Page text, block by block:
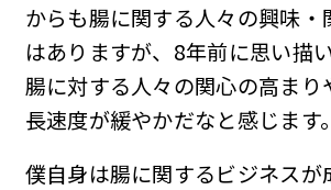
からも腸に関する人々の興味・
はありますが、8年前に思い描
腸に対する人々の関心の高まり
長速度が緩やかだなと感じます。
僕自身は腸に関するビジネスが